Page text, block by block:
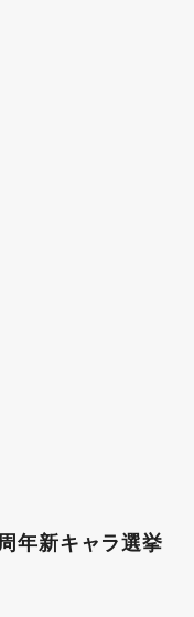
年新キャラ選挙